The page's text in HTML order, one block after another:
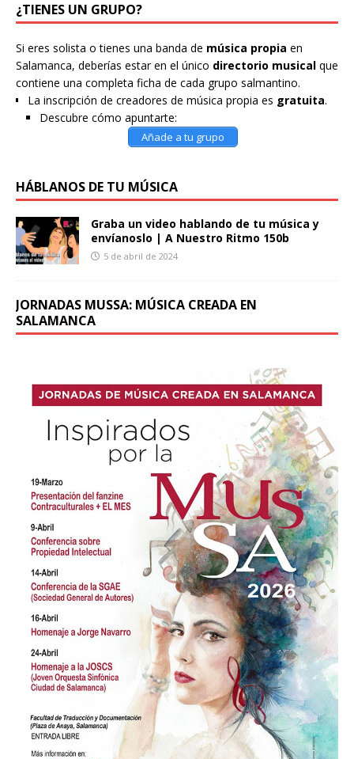
¿TIENES UN GRUPO?
Si eres solista o tienes una banda de música propia en
Salamanca, deberías estar en el único directorio musical que
contiene una completa ficha de cada grupo salmantino.
La inscripción de creadores de música propia es gratuita.
Descubre cómo apuntarte:
Añade a tu grupo
HÁBLANOS DE TU MÚSICA
Graba un video hablando de tu música y
envíanoslo | A Nuestro Ritmo 150b
5 de abril de 2024
JORNADAS MUSSA: MÚSICA CREADA EN
SALAMANCA